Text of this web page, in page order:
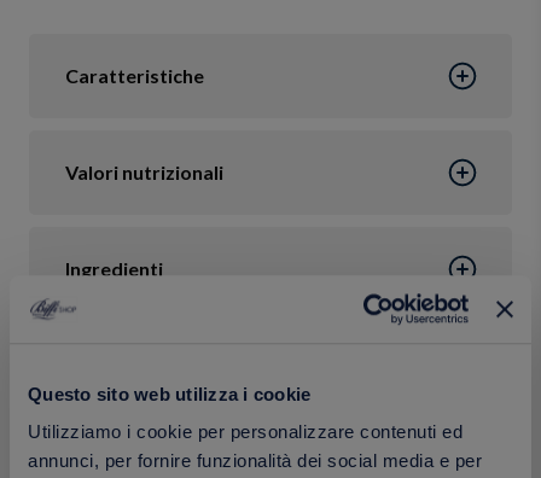
Questo sito web utilizza i cookie
Utilizziamo i cookie per personalizzare contenuti ed
annunci, per fornire funzionalità dei social media e per
Caratteristiche
Valori nutrizionali
Ingredienti
Calorie